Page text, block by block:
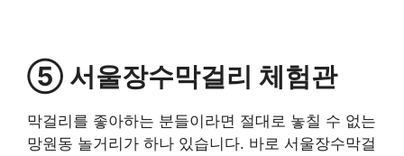
⑤ 서울장수막걸리 체험관
막걸리를 좋아하는 분들이라면 절대로 놓칠 수 없는
망원동 놀거리가 하나 있습니다. 바로 서울장수막걸